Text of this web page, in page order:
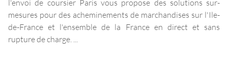
l'envoi de coursier Paris vous propose des solutions sur-
mesures pour des acheminements de marchandises sur l'Ile-
de-France et l'ensemble de la France en direct et sans
rupture de charge. ...